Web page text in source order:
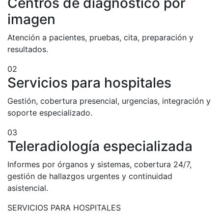
imagen
Atención a pacientes, pruebas, cita, preparación y
resultados.
02
Servicios para hospitales
Gestión, cobertura presencial, urgencias, integración y
soporte especializado.
03
Teleradiología especializada
Informes por órganos y sistemas, cobertura 24/7,
gestión de hallazgos urgentes y continuidad
asistencial.
SERVICIOS PARA HOSPITALES